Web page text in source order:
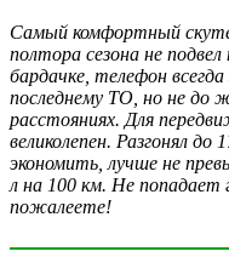
Самый комфортный
полтора сезона не
бардачке, телефон
последнему ТО, но не до
расстояниях. Для
великолепен. Разгонял до
экономить, лучше не
л на 100 км. Не попадает
пожалеете!